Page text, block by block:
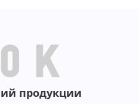
K
продукции